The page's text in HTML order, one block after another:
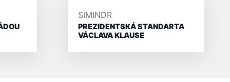
PŘIDAL/A
SIMINDR
PREZIDENTSKÁ STANDARTA
VÁCLAVA KLAUSE